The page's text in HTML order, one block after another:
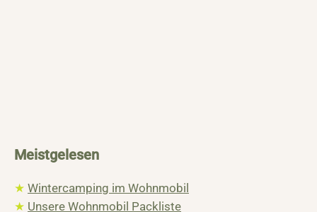
Meistgelesen
★ Wintercamping im Wohnmobil
★ Unsere Wohnmobil Packliste